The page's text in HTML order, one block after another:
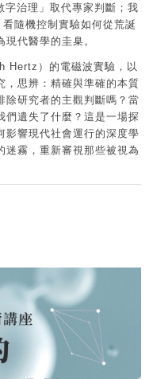
字治理」取代專家判斷；我
看隨機控制實驗如何從荒誕
代醫學的圭臬。
Hertz ）的電磁波實驗，以
，思辨：精確與準確的本質
除研究者的主觀判斷嗎？當
們遺失了什麼？這是一場探
影響現代社會運行的深度學
迷霧，重新審視那些被視為